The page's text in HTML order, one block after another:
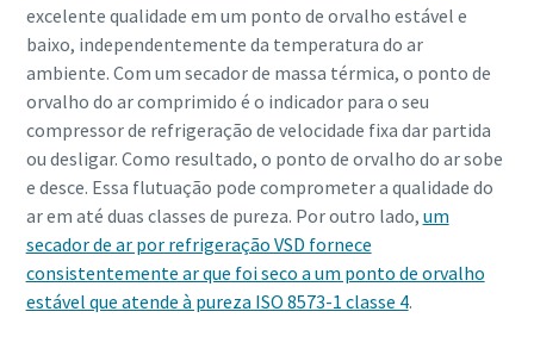
excelente qualidade em um ponto de orvalho estável e
baixo, independentemente da temperatura do ar
ambiente. Com um secador de massa térmica, o ponto de
orvalho do ar comprimido é o indicador para o seu
compressor de refrigeração de velocidade fixa dar partida
ou desligar. Como resultado, o ponto de orvalho do ar sobe
e desce. Essa flutuação pode comprometer a qualidade do
ar em até duas classes de pureza. Por outro lado, um
secador de ar por refrigeração VSD fornece
consistentemente ar que foi seco a um ponto de orvalho
estável que atende à pureza ISO 8573-1 classe 4.